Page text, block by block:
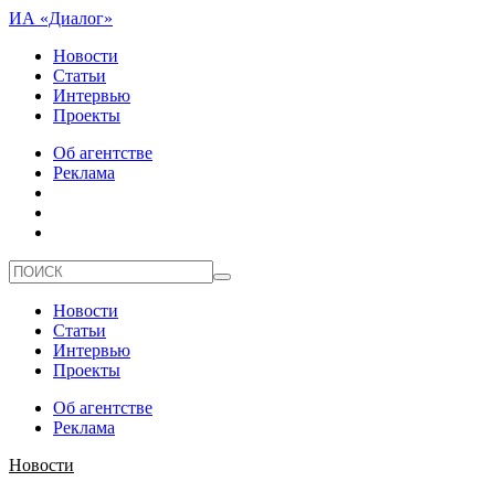
ИА «Диалог»
Новости
Статьи
Интервью
Проекты
Об агентстве
Реклама
Новости
Статьи
Интервью
Проекты
Об агентстве
Реклама
Новости